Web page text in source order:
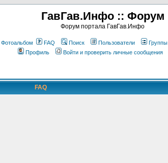
ГавГав.Инфо :: Форум
Форум портала ГавГав.Инфо
Фотоальбом FAQ Поиск Пользователи Группы
Профиль
Войти и проверить личные сообщения
FAQ